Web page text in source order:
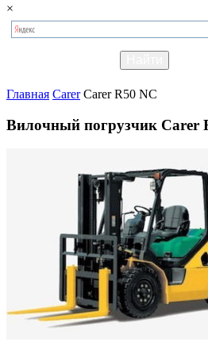
×
Главная Carer Carer R50 NC
Вилочный погрузчик Carer